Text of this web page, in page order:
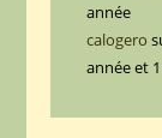
année
calogero
année et